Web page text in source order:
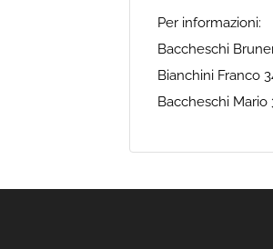
Per informazioni:
Baccheschi
Bianchini Franco
Baccheschi Mario